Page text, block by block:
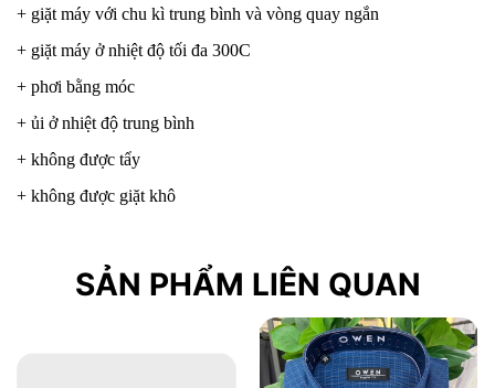
+ giặt máy với chu kì trung bình và vòng quay ngắn
+ giặt máy ở nhiệt độ tối đa 300C
+ phơi bằng móc
+ ủi ở nhiệt độ trung bình
+ không được tẩy
+ không được giặt khô
SẢN PHẨM LIÊN QUAN